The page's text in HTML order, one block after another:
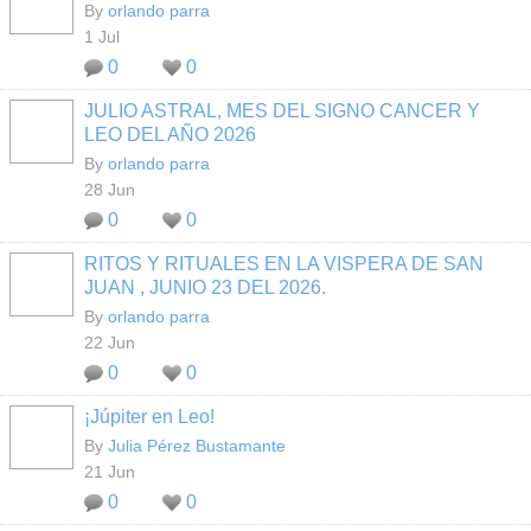
By orlando parra
1 Jul
0 0
JULIO ASTRAL, MES DEL SIGNO CANCER Y
LEO DEL AÑO 2026
By orlando parra
28 Jun
0 0
RITOS Y RITUALES EN LA VISPERA DE SAN
JUAN , JUNIO 23 DEL 2026.
By orlando parra
22 Jun
0 0
¡Júpiter en Leo!
By Julia Pérez Bustamante
21 Jun
0 0